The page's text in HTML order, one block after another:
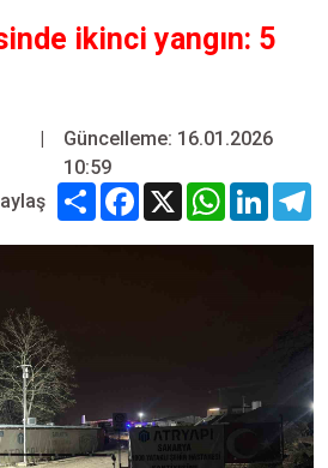
ikinci yangın: 5
|
Güncelleme: 16.01.2026
10:59
Share Facebook
X WhatsApp